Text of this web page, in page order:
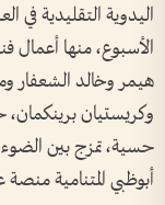
اليدوية التقليدية في
الأسبوع، منها أعمال
هيمر وخالد الشعفار
وكريستيان
حسية، تمزج بين الضوء
أبوظبي المتنامية منصة